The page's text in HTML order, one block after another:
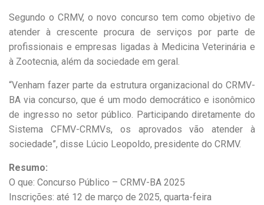
Segundo o CRMV, o novo concurso tem como objetivo de
atender à crescente procura de serviços por parte de
profissionais e empresas ligadas à Medicina Veterinária e
à Zootecnia, além da sociedade em geral.
“Venham fazer parte da estrutura organizacional do CRMV-
BA via concurso, que é um modo democrático e isonômico
de ingresso no setor público. Participando diretamente do
Sistema CFMV-CRMVs, os aprovados vão atender à
sociedade”, disse Lúcio Leopoldo, presidente do CRMV.
Resumo:
O que: Concurso Público – CRMV-BA 2025
Inscrições: até 12 de março de 2025, quarta-feira